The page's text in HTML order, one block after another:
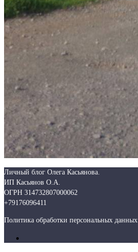
Личный блог Олега Касьянова.
ИП Касьянов О.А.
ОГРН 314732807000062
+79176096411
Политика обработки персональных данных